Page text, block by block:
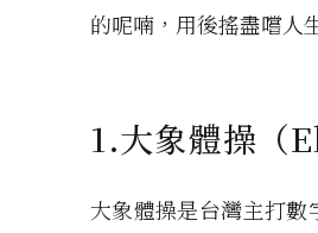
的呢喃，用後搖盡嚐人
1.大象體操（
大象體操是台灣主打